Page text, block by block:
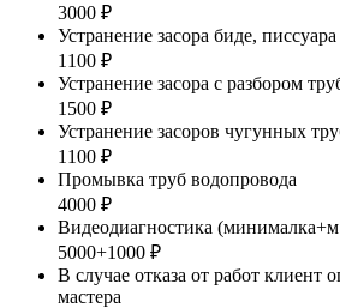
3000 ₽
Устранение засора биде, писсуара
1100 ₽
Устранение засора с разбором
1500 ₽
Устранение засоров чугунных
1100 ₽
Промывка труб водопровода
4000 ₽
Видеодиагностика
5000+1000 ₽
В случае отказа от работ клиент
мастера